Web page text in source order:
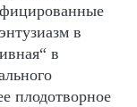
в
в
плодотворное